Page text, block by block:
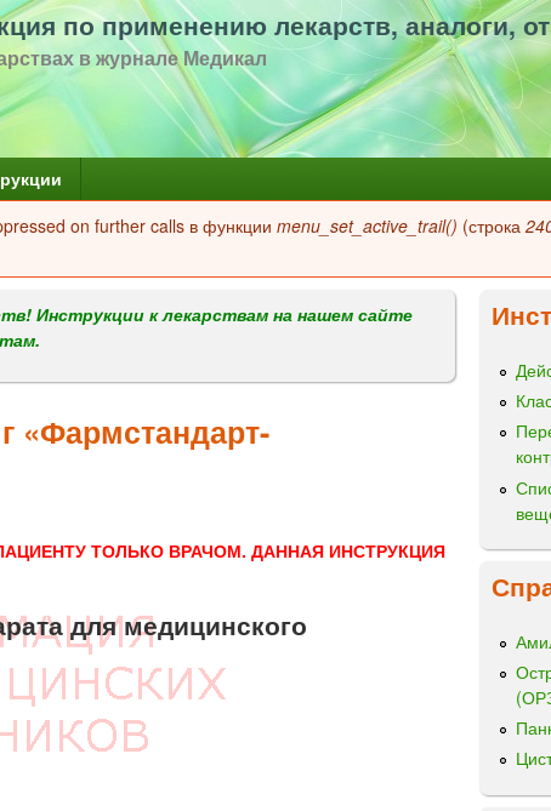
по применению лекарств, аналоги,
в журнале Медикал
on further calls в функции menu_set_active_trail() (строка
Инструкции к лекарствам на нашем сайте
«Фармстандарт-
ТОЛЬКО ВРАЧОМ. ДАННАЯ ИНСТРУКЦИЯ
для медицинского